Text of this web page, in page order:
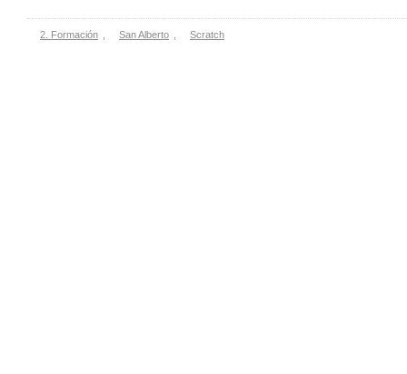
2. Formación San Alberto Scratch